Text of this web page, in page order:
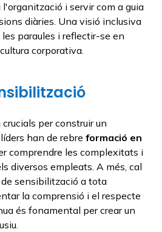
i servir com a guia
diàries. Una visió inclusiva
paraules i reflectir-se en
corporativa.
per construir un
han de rebre formació en
comprendre les complexitats i
diversos empleats. A més, cal
sensibilització a tota
la comprensió i el respecte
és fonamental per crear un